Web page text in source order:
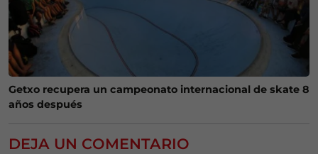
Getxo recupera un campeonato internacional de skate 8
años después
DEJA UN COMENTARIO